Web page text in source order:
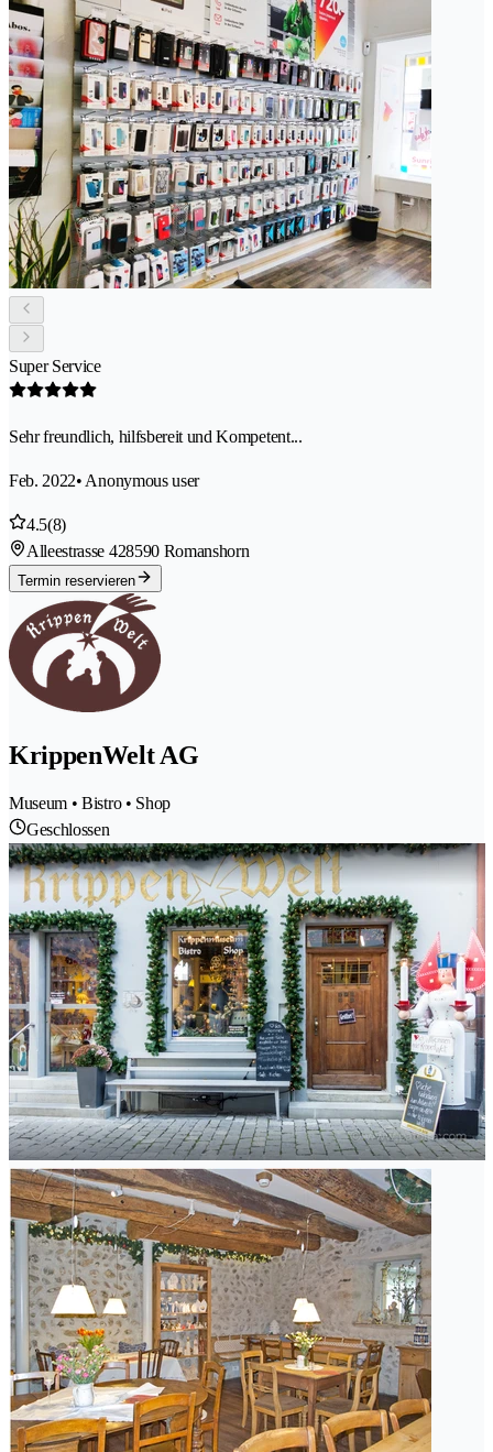
Super Service
Sehr freundlich, hilfsbereit und Kompetent...
Feb. 2022• Anonymous user
4.5(8)
Alleestrasse 428590 Romanshorn
Termin reservieren
KrippenWelt AG
Museum • Bistro • Shop
Geschlossen